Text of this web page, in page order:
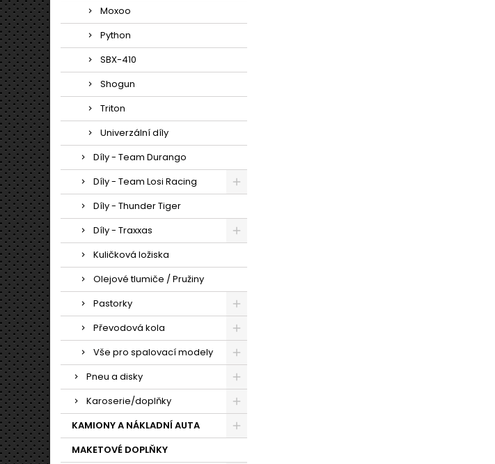
Moxoo
Python
SBX-410
Shogun
Triton
Univerzální díly
Díly - Team Durango
Díly - Team Losi Racing
Díly - Thunder Tiger
Díly - Traxxas
Kuličková ložiska
Olejové tlumiče / Pružiny
Pastorky
Převodová kola
Vše pro spalovací modely
Pneu a disky
Karoserie/doplňky
KAMIONY A NÁKLADNÍ AUTA
MAKETOVÉ DOPLŇKY